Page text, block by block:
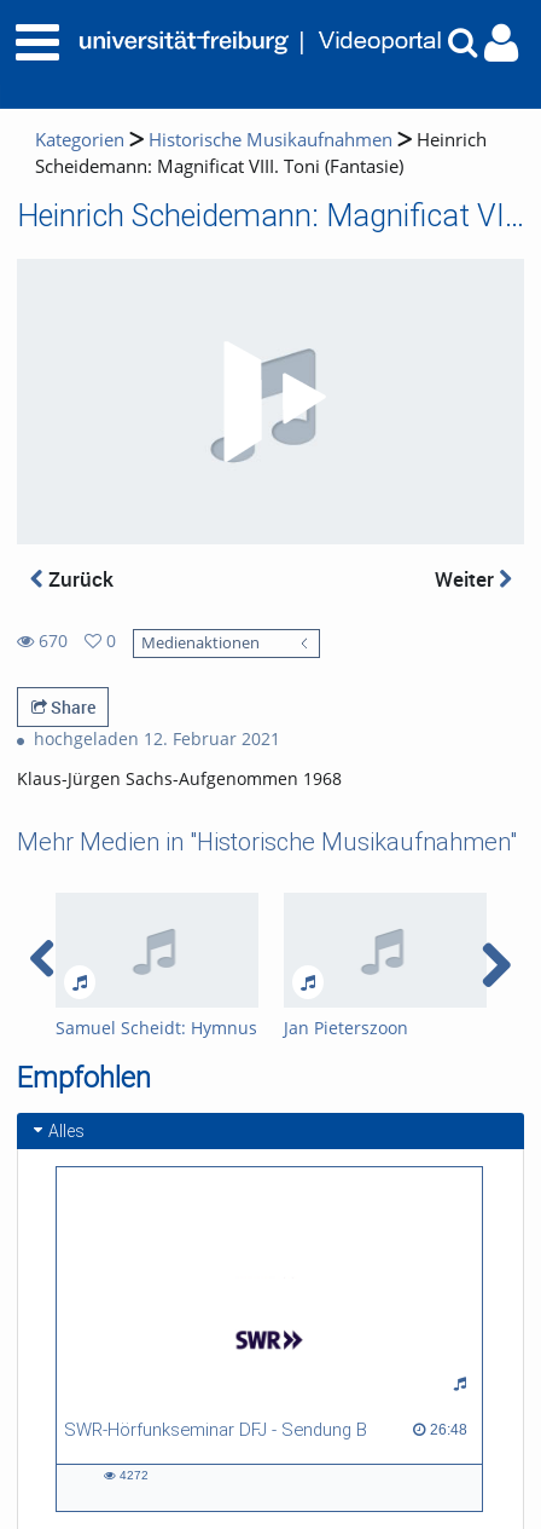
Kategorien Historische Musikaufnahmen
Heinrich
Scheidemann: Magnificat VIII. Toni (Fantasie)
Heinrich Scheidemann: Magnificat VIII. Toni (Fantasie)
Zurück Weiter
670
views
0
favorites
Medienaktionen
Share
hochgeladen 12. Februar 2021
Klaus-Jürgen Sachs-Aufgenommen 1968
Mehr Medien in "Historische Musikaufnahmen"
Samuel Scheidt: Hymnus
gentium" (5 Verse, aus:
Tabulatura Nova III,
1624)
Jan Pieterszoon
Empfohlen
Alles
SWR-Hörfunkseminar DFJ - Sendung B 26:48
26:48 duration
4272